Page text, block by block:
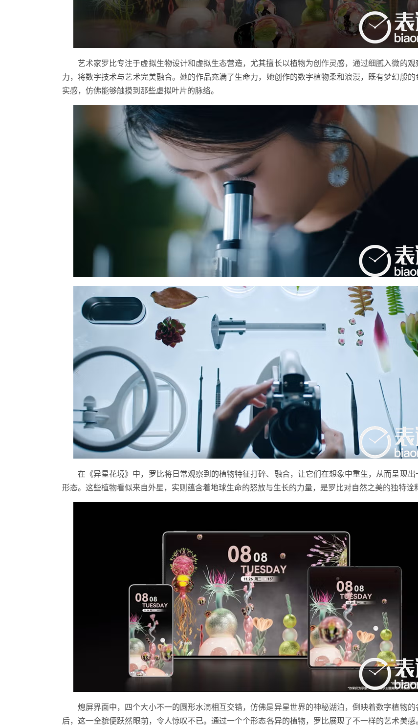
艺术家罗比专注于虚拟生物设计和虚拟生态营造，尤其擅长以植物为创作灵感，通过细腻入微的观
力，将数字技术与艺术完美融合。她的作品充满了生命力，她创作的数字植物柔和浪漫，既有梦幻般的
实感，仿佛能够触摸到那些虚拟叶片的脉络。
在《异星花境》中，罗比将日常观察到的植物特征打碎、融合，让它们在想象中重生，从而呈现出
形态。这些植物看似来自外星，实则蕴含着地球生命的怒放与生长的力量，是罗比对自然之美的独特诠
熄屏界面中，四个大小不一的圆形水滴相互交错，仿佛是异星世界的神秘湖泊，倒映着数字植物的
后，这一全貌便跃然眼前，令人惊叹不已。通过一个个形态各异的植物，罗比展现了不一样的艺术美感